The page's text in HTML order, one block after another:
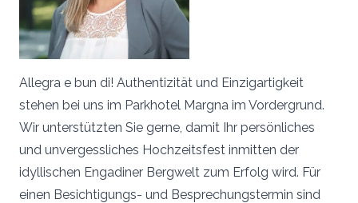
Allegra e bun di! Authentizität und Einzigartigkeit
stehen bei uns im Parkhotel Margna im Vordergrund.
Wir unterstützten Sie gerne, damit Ihr persönliches
und unvergessliches Hochzeitsfest inmitten der
idyllischen Engadiner Bergwelt zum Erfolg wird. Für
einen Besichtigungs- und Besprechungstermin sind